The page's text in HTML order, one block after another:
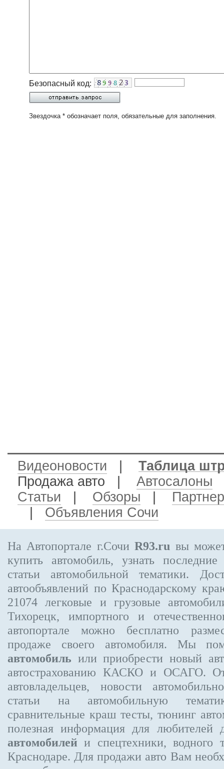
Безопасный код:
Звездочка * обозначает поля, обязательные для заполнения.
Видеоновости
Таблица
Продажа авто
Автосалоны
Статьи
Обзоры
Объявления Сочи
На Автопортале г.СочиR93.ru вы
купить автомобиль, узнать
статьи автомобильной тематики.
автообъявлений по Краснодарскому
21074 легковые и грузовые
Тихорецк, импортного и
автопортале можно бесплатно
продаже своего автомобиля. Мы
автомобиль или приобрести новый
автострахованию КАСКО и ОСАГО.
автовладельцев, новости
статьи на автомобильную
сравнительные краш тесты, тюнинг
полезная информация для любителей
автомобилей и спецтехники, водного
Краснодаре. Для продажи авто Вам